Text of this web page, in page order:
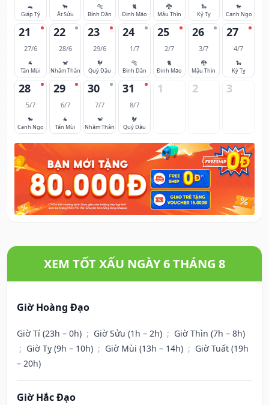
🐀
Giáp Tý
🐂
Ất Sửu
🐅
Bính Dần
🐈
Đinh Mão
🐉
Mậu Thìn
🐍
Kỷ Tỵ
🐎
Canh Ngọ
21
27/6
🐐
Tân Mùi
22
28/6
🐒
Nhâm Thân
23
29/6
🐓
Quý Dậu
24
1/7
🐅
Bính Dần
25
2/7
🐈
Đinh Mão
26
3/7
🐉
Mậu Thìn
27
4/7
🐍
Kỷ Tỵ
28
5/7
🐎
Canh Ngọ
29
6/7
🐐
Tân Mùi
30
7/7
🐒
Nhâm Thân
31
8/7
🐓
Quý Dậu
1 2 3
XEM TỐT XẤU NGÀY 6 THÁNG 8
Giờ Hoàng Đạo
Giờ Tí (23h – 0h) ; Giờ Sửu (1h – 2h) ; Giờ Thìn (7h – 8h)
; Giờ Tỵ (9h – 10h) ; Giờ Mùi (13h – 14h) ; Giờ Tuất (19h
– 20h)
Giờ Hắc Đạo